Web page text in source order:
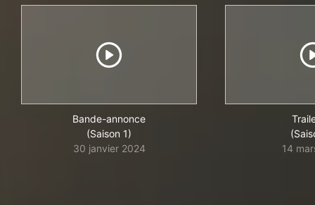
Bande-annonce
(Saison 1)
30 janvier 2024
14